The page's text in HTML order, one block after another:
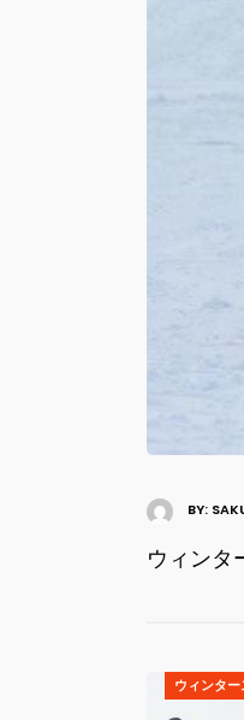
BY:
ウィンタ
ウィンタ